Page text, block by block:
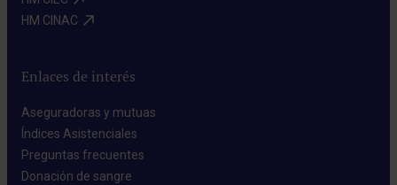
HM CINAC​
Enlaces de interés
Aseguradoras y mutuas​
Índices Asistenciales​
Preguntas frecuentes​
Donación de sangre​